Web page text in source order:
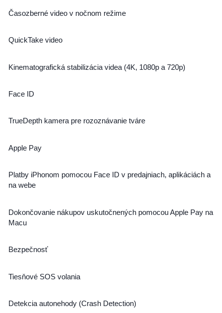
Časozberné video v nočnom režime
QuickTake video
Kinematografická stabilizácia videa (4K, 1080p a 720p)
Face ID
TrueDepth kamera pre rozoznávanie tváre
Apple Pay
Platby iPhonom pomocou Face ID v predajniach, aplikáciách a
na webe
Dokončovanie nákupov uskutočnených pomocou Apple Pay na
Macu
Bezpečnosť
Tiesňové SOS volania
Detekcia autonehody (Crash Detection)